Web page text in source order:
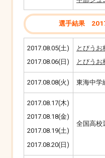
選手結果
2017.08.05(土)
2017.08.06(日)
とびう
とびう
2017.08.08(火) 東海中学
2017.08.17(木)
2017.08.18(金)
2017.08.19(土)
2017.08.20(日)
全国高校